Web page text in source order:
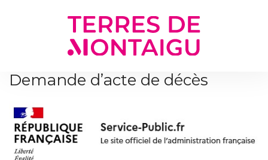
Demande d’acte de décès